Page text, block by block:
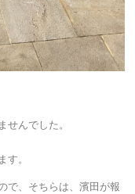
んでした。
す。
で、そちらは、濱田が報